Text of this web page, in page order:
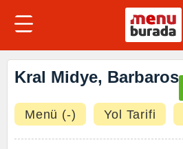
Kral Midye, Barbaros
Menü (-) Yol Tarifi